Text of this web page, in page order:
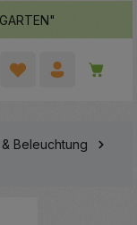
Beleuchtung